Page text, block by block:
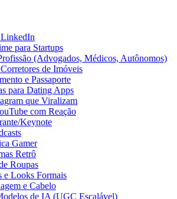
LinkedIn
para Startups
(Advogados, Médicos, Autônomos)
de Imóveis
e Passaporte
para Dating Apps
que Viralizam
com Reação
Keynote
Gamer
Retrô
Roupas
e Looks Formais
e Cabelo
de IA (UGC Escalável)